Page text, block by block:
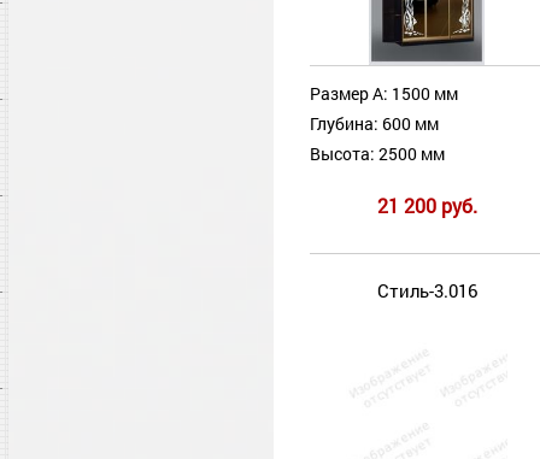
Размер А: 1500 мм
Глубина: 600 мм
Высота: 2500 мм
21 200 руб.
Стиль-3.016